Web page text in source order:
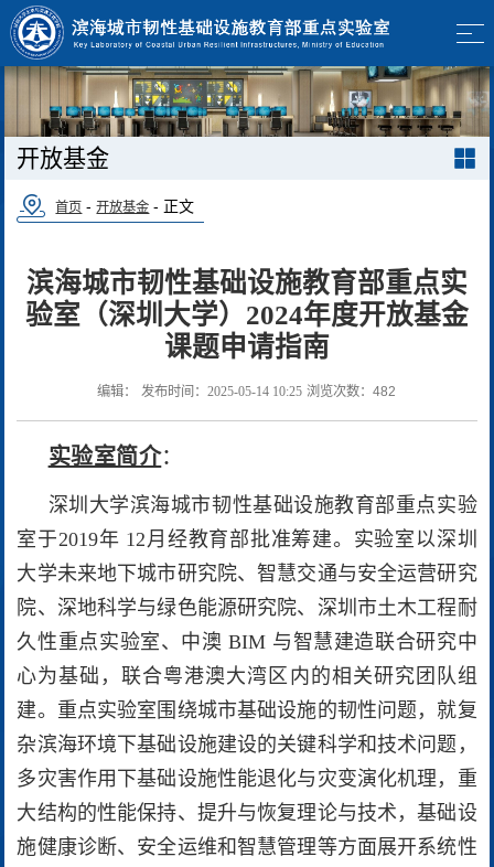
开放基金
首页 -开放基金 - 正文
滨海城市韧性基础设施教育部重点实
验室（深圳大学）2024年度开放基金
课题申请指南
编辑： 发布时间：2025-05-14 10:25 浏览次数：482
实验室简介：
深圳大学滨海城市韧性基础设施教育部重点实验
室于2019年 12月经教育部批准筹建。实验室以深圳
大学未来地下城市研究院、智慧交通与安全运营研究
院、深地科学与绿色能源研究院、深圳市土木工程耐
久性重点实验室、中澳 BIM 与智慧建造联合研究中
心为基础，联合粤港澳大湾区内的相关研究团队组
建。重点实验室围绕城市基础设施的韧性问题，就复
杂滨海环境下基础设施建设的关键科学和技术问题，
多灾害作用下基础设施性能退化与灾变演化机理，重
大结构的性能保持、提升与恢复理论与技术，基础设
施健康诊断、安全运维和智慧管理等方面展开系统性